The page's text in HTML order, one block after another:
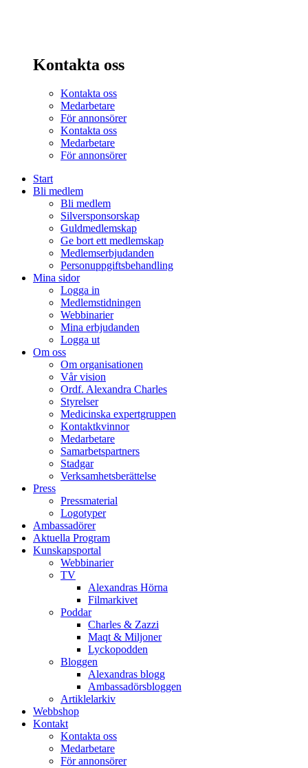
Kontakta oss
Kontakta oss
Medarbetare
För annonsörer
Kontakta oss
Medarbetare
För annonsörer
Start
Bli medlem
Bli medlem
Silversponsorskap
Guldmedlemskap
Ge bort ett medlemskap
Medlemserbjudanden
Personuppgiftsbehandling
Mina sidor
Logga in
Medlemstidningen
Webbinarier
Mina erbjudanden
Logga ut
Om oss
Om organisationen
Vår vision
Ordf. Alexandra Charles
Styrelser
Medicinska expertgruppen
Kontaktkvinnor
Medarbetare
Samarbetspartners
Stadgar
Verksamhetsberättelse
Press
Pressmaterial
Logotyper
Ambassadörer
Aktuella Program
Kunskapsportal
Webbinarier
TV
Alexandras Hörna
Filmarkivet
Poddar
Charles & Zazzi
Maqt & Miljoner
Lyckopodden
Bloggen
Alexandras blogg
Ambassadörsbloggen
Artiklelarkiv
Webbshop
Kontakt
Kontakta oss
Medarbetare
För annonsörer